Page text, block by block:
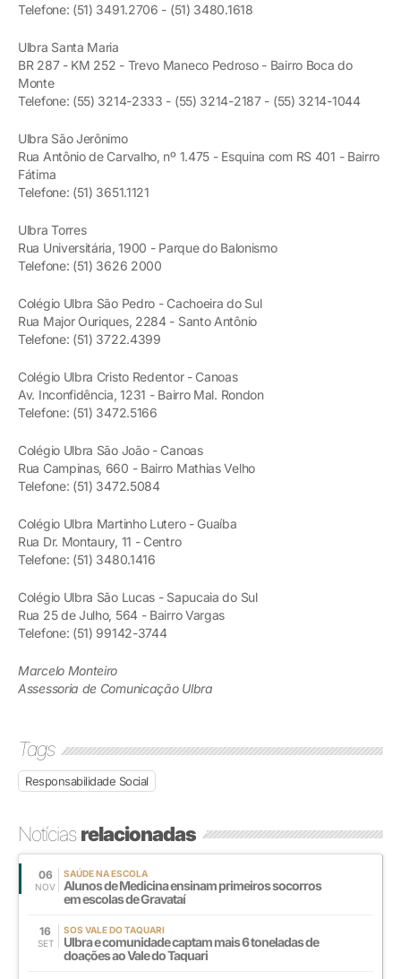
Telefone: (51) 3491.2706 - (51) 3480.1618
Ulbra Santa Maria
BR 287 - KM 252 - Trevo Maneco Pedroso - Bairro Boca do
Monte
Telefone: (55) 3214-2333 - (55) 3214-2187 - (55) 3214-1044
Ulbra São Jerônimo
Rua Antônio de Carvalho, nº 1.475 - Esquina com RS 401 - Bairro
Fátima
Telefone: (51) 3651.1121
Ulbra Torres
Rua Universitária, 1900 - Parque do Balonismo
Telefone: (51) 3626 2000
Colégio Ulbra São Pedro - Cachoeira do Sul
Rua Major Ouriques, 2284 - Santo Antônio
Telefone: (51) 3722.4399
Colégio Ulbra Cristo Redentor - Canoas
Av. Inconfidência, 1231 - Bairro Mal. Rondon
Telefone: (51) 3472.5166
Colégio Ulbra São João - Canoas
Rua Campinas, 660 - Bairro Mathias Velho
Telefone: (51) 3472.5084
Colégio Ulbra Martinho Lutero - Guaíba
Rua Dr. Montaury, 11 - Centro
Telefone: (51) 3480.1416
Colégio Ulbra São Lucas - Sapucaia do Sul
Rua 25 de Julho, 564 - Bairro Vargas
Telefone: (51) 99142-3744
Marcelo Monteiro
Assessoria de Comunicação Ulbra
Tags
Responsabilidade Social
Notíciasrelacionadas
06
NOV
SAÚDE NA ESCOLA
Alunos de Medicina ensinam primeiros socorros
em escolas de Gravataí
16
SET
SOS VALE DO TAQUARI
Ulbra e comunidade captam mais 6 toneladas de
doações ao Vale do Taquari